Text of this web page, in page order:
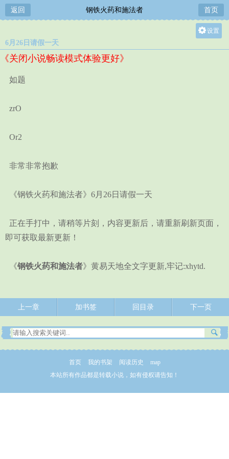
返回 钢铁火药和施法者 首页
设置
6月26日请假一天
《关闭小说畅读模式体验更好》
如题
zrO
Or2
非常非常抱歉
《钢铁火药和施法者》6月26日请假一天
正在手打中，请稍等片刻，内容更新后，请重新刷新页面，
即可获取最新更新！
《钢铁火药和施法者》黄易天地全文字更新,牢记:xhytd.
上一章 加书签 回目录 下一页
首页 我的书架 阅读历史
map
本站所有作品都是转载小说，如有侵权请告知！